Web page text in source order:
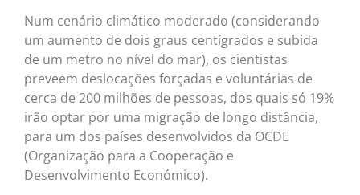
Num cenário climático moderado (considerando
um aumento de dois graus centígrados e subida
de um metro no nível do mar), os cientistas
preveem deslocações forçadas e voluntárias de
cerca de 200 milhões de pessoas, dos quais só 19%
irão optar por uma migração de longo distância,
para um dos países desenvolvidos da OCDE
(Organização para a Cooperação e
Desenvolvimento Económico).